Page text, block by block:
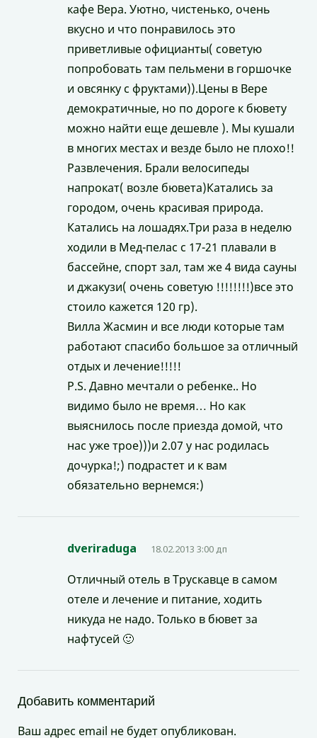
кафе Вера. Уютно, чистенько, очень
вкусно и что понравилось это
приветливые официанты( советую
попробовать там пельмени в горшочке
и овсянку с фруктами)).Цены в Вере
демократичные, но по дороге к бювету
можно найти еще дешевле ). Мы кушали
в многих местах и везде было не плохо!!
Развлечения. Брали велосипеды
напрокат( возле бювета)Катались за
городом, очень красивая природа.
Катались на лошадях.Три раза в неделю
ходили в Мед-пелас с 17-21 плавали в
бассейне, спорт зал, там же 4 вида сауны
и джакузи( очень советую !!!!!!!!)все это
стоило кажется 120 гр).
Вилла Жасмин и все люди которые там
работают спасибо большое за отличный
отдых и лечение!!!!!
P.S. Давно мечтали о ребенке.. Но
видимо было не время… Но как
выяснилось после приезда домой, что
нас уже трое)))и 2.07 у нас родилась
дочурка!;) подрастет и к вам
обязательно вернемся:)
dveriraduga 18.02.2013 3:00 дп
Отличный отель в Трускавце в самом
отеле и лечение и питание, ходить
никуда не надо. Только в бювет за
нафтусей 🙂
Добавить комментарий
Ваш адрес email не будет опубликован.